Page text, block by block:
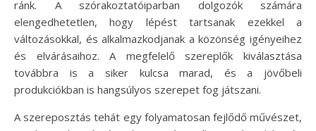
ránk. A szórakoztatóiparban dolgozók számára
elengedhetetlen, hogy lépést tartsanak ezekkel a
változásokkal, és alkalmazkodjanak a közönség igényeihez
és elvárásaihoz. A megfelelő szereplők kiválasztása
továbbra is a siker kulcsa marad, és a jövőbeli
produkciókban is hangsúlyos szerepet fog játszani.
A szereposztás tehát egy folyamatosan fejlődő művészet,